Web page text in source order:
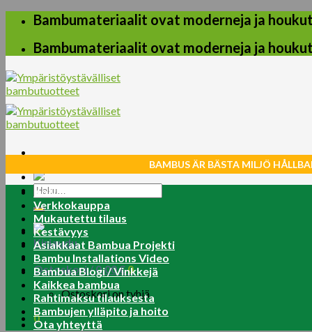
Skip
content
Bambumateriaalit ovat moderneja ja
Bambumateriaalit ovat moderneja ja
Etsi:
Kirjaudu
Ostoskori /0.00€0
Ostoskori on tyhjä.
0
BAMBUS ÄR BÄSTA MILJÖ
Koti
Verkkokauppa
Mukautettu tilaus
Kestävyys
Asiakkaat Bambua Projekti
Bambu Installations Video
Bambua Blogi / Vinkkejä
Kaikkea bambua
Rahtimaksu tilauksesta
Bambujen ylläpito ja hoito
Ota yhteyttä